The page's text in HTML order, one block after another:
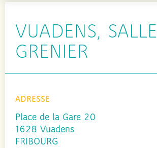
VUADENS, SALLE
GRENIER
ADRESSE
Place de la Gare 20
1628 Vuadens
FRIBOURG